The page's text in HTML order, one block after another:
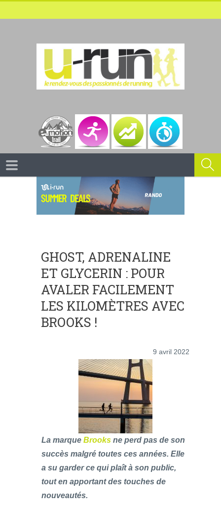
GHOST, ADRENALINE
ET GLYCERIN : POUR
AVALER FACILEMENT
LES KILOMÈTRES AVEC
BROOKS !
9 avril 2022
La marque Brooks ne perd pas de son
succès malgré toutes ces années. Elle
a su garder ce qui plaît à son public,
tout en apportant des touches de
nouveautés.